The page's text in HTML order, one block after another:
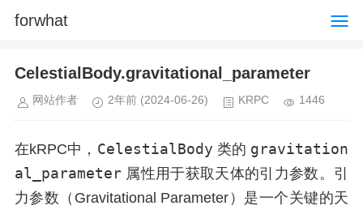
forwhat
CelestialBody.gravitational_parameter
网站作者 2年前 (2024-06-26) KRPC 1446
在kRPC中， CelestialBody 类的 gravitation
al_parameter 属性用于获取天体的引力参数。引
力参数（Gravitational Parameter）是一个关键的天